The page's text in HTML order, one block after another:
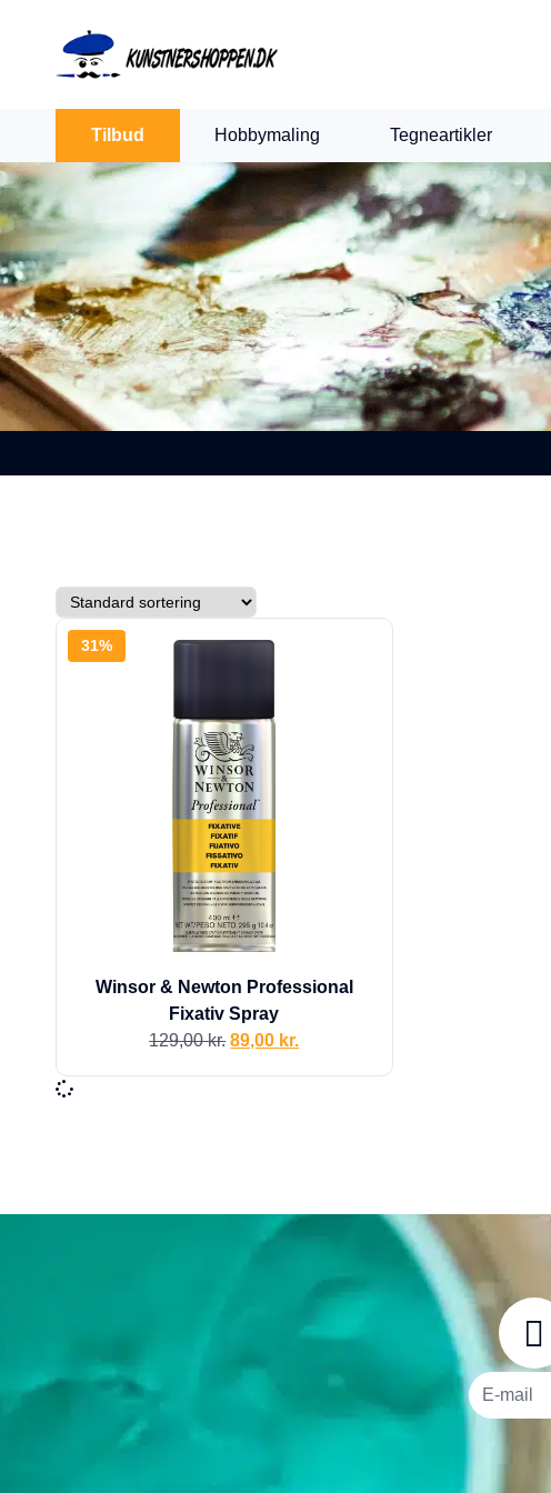
Tilbud Hobbymaling Tegneartikler
Indkøbskurv
Din kurv er tom.
31%
Winsor & Newton Professional
Fixativ Spray
129,00kr. 89,00 kr.